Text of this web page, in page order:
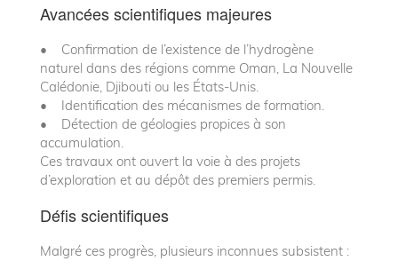
Avancées scientifiques majeures
• Confirmation de l’existence de l’hydrogène
naturel dans des régions comme Oman, La Nouvelle
Calédonie, Djibouti ou les États-Unis.
• Identification des mécanismes de formation.
• Détection de géologies propices à son
accumulation.
Ces travaux ont ouvert la voie à des projets
d’exploration et au dépôt des premiers permis.
Défis scientifiques
Malgré ces progrès, plusieurs inconnues subsistent :